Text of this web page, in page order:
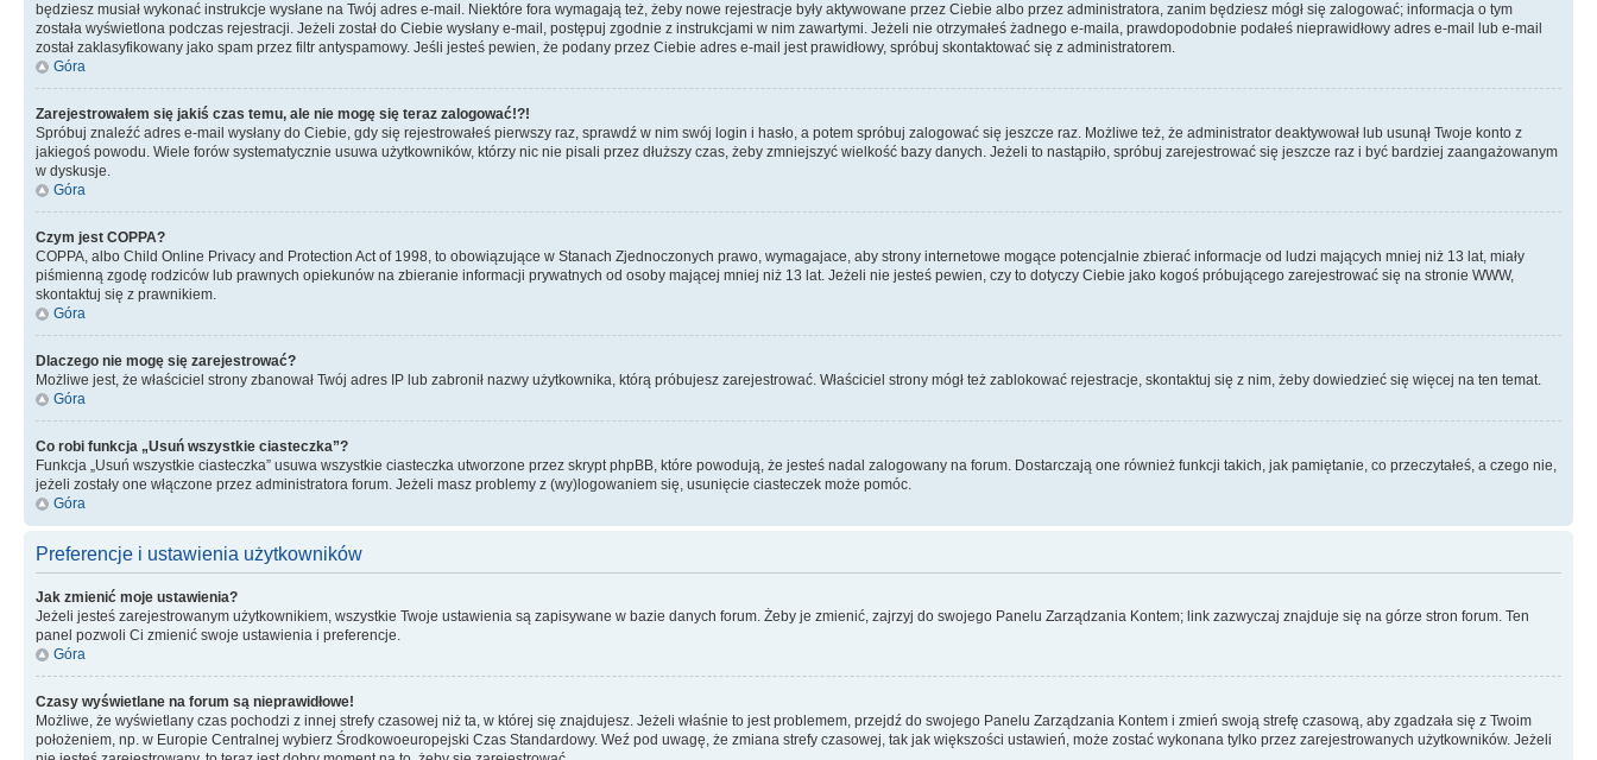
będziesz musiał wykonać instrukcje wysłane na Twój adres e-mail. Niektóre fora wymagają też, żeby nowe rejestracje były aktywowane przez Ciebie albo przez administratora, zanim będziesz mógł się zalogować; informacja o tym
została wyświetlona podczas rejestracji. Jeżeli został do Ciebie wysłany e-mail, postępuj zgodnie z instrukcjami w nim zawartymi. Jeżeli nie otrzymałeś żadnego e-maila, prawdopodobnie podałeś nieprawidłowy adres e-mail lub e-mail
został zaklasyfikowany jako spam przez filtr antyspamowy. Jeśli jesteś pewien, że podany przez Ciebie adres e-mail jest prawidłowy, spróbuj skontaktować się z administratorem.
Góra
Zarejestrowałem się jakiś czas temu, ale nie mogę się teraz zalogować!?!
Spróbuj znaleźć adres e-mail wysłany do Ciebie, gdy się rejestrowałeś pierwszy raz, sprawdź w nim swój login i hasło, a potem spróbuj zalogować się jeszcze raz. Możliwe też, że administrator deaktywował lub usunął Twoje konto z
jakiegoś powodu. Wiele forów systematycznie usuwa użytkowników, którzy nic nie pisali przez dłuższy czas, żeby zmniejszyć wielkość bazy danych. Jeżeli to nastąpiło, spróbuj zarejestrować się jeszcze raz i być bardziej zaangażowanym
w dyskusje.
Góra
Czym jest COPPA?
COPPA, albo Child Online Privacy and Protection Act of 1998, to obowiązujące w Stanach Zjednoczonych prawo, wymagajace, aby strony internetowe mogące potencjalnie zbierać informacje od ludzi mających mniej niż 13 lat, miały
piśmienną zgodę rodziców lub prawnych opiekunów na zbieranie informacji prywatnych od osoby mającej mniej niż 13 lat. Jeżeli nie jesteś pewien, czy to dotyczy Ciebie jako kogoś próbującego zarejestrować się na stronie WWW,
skontaktuj się z prawnikiem.
Góra
Dlaczego nie mogę się zarejestrować?
Możliwe jest, że właściciel strony zbanował Twój adres IP lub zabronił nazwy użytkownika, którą próbujesz zarejestrować. Właściciel strony mógł też zablokować rejestracje, skontaktuj się z nim, żeby dowiedzieć się więcej na ten temat.
Góra
Co robi funkcja „Usuń wszystkie ciasteczka”?
Funkcja „Usuń wszystkie ciasteczka” usuwa wszystkie ciasteczka utworzone przez skrypt phpBB, które powodują, że jesteś nadal zalogowany na forum. Dostarczają one również funkcji takich, jak pamiętanie, co przeczytałeś, a czego nie,
jeżeli zostały one włączone przez administratora forum. Jeżeli masz problemy z (wy)logowaniem się, usunięcie ciasteczek może pomóc.
Góra
Preferencje i ustawienia użytkowników
Jak zmienić moje ustawienia?
Jeżeli jesteś zarejestrowanym użytkownikiem, wszystkie Twoje ustawienia są zapisywane w bazie danych forum. Żeby je zmienić, zajrzyj do swojego Panelu Zarządzania Kontem; link zazwyczaj znajduje się na górze stron forum. Ten
panel pozwoli Ci zmienić swoje ustawienia i preferencje.
Góra
Czasy wyświetlane na forum są nieprawidłowe!
Możliwe, że wyświetlany czas pochodzi z innej strefy czasowej niż ta, w której się znajdujesz. Jeżeli właśnie to jest problemem, przejdź do swojego Panelu Zarządzania Kontem i zmień swoją strefę czasową, aby zgadzała się z Twoim
położeniem, np. w Europie Centralnej wybierz Środkowoeuropejski Czas Standardowy. Weź pod uwagę, że zmiana strefy czasowej, tak jak większości ustawień, może zostać wykonana tylko przez zarejestrowanych użytkowników. Jeżeli